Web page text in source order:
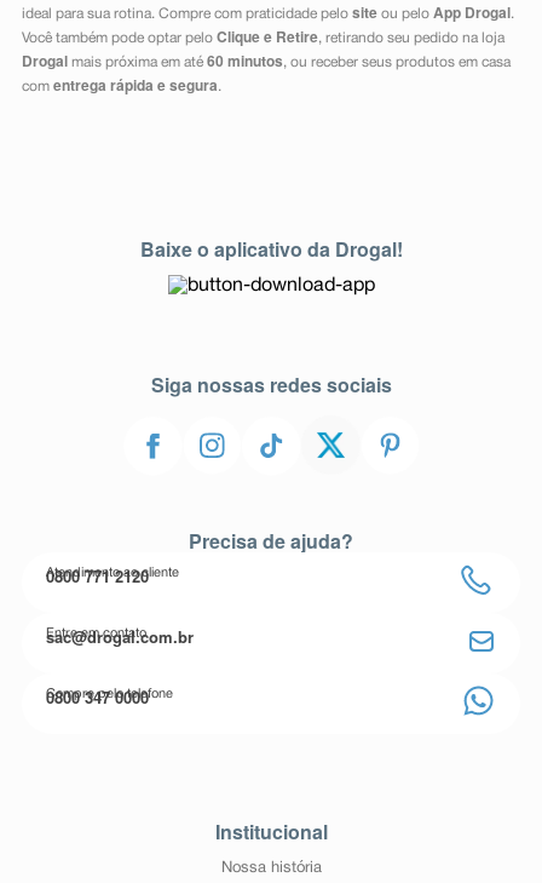
ideal para sua rotina. Compre com praticidade pelo siteou pelo App Drogal.
Você também pode optar pelo Clique e Retire, retirando seu pedido na loja
Drogal mais próxima em até 60 minutos, ou receber seus produtos em casa
com entrega rápida e segura.
Baixe o aplicativo da Drogal!
Siga nossas redes sociais
Precisa de ajuda?
Atendimento ao cliente
0800 771 2120
Entre em contato
sac@drogal.com.br
Compre pelo telefone
0800 347 0000
Institucional
Nossa história